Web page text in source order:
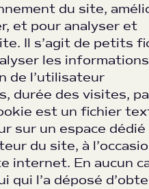
du site,
et pour analyser et
Il s’agit de petits
les informations
de l’utilisateur
durée des visites,
est un fichier
sur un espace dédié
du site, à
internet. En aucun
qui l’a déposé